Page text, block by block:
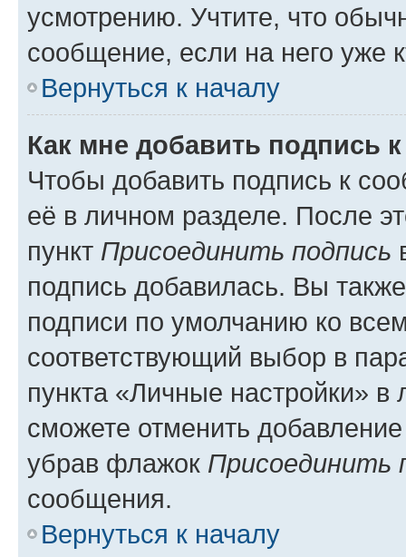
усмотрению. Учтите, что
сообщение, если на него уже
Вернуться к началу
Как мне добавить подпись
Чтобы добавить подпись к
её в личном разделе. После
пункт Присоединить подпись
подпись добавилась. Вы
подписи по умолчанию ко
соответствующий выбор в
пункта «Личные настройки»
сможете отменить
убрав флажок Присоединить
сообщения.
Вернуться к началу